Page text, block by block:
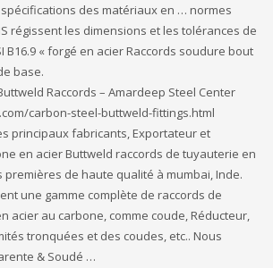
spécifications des matériaux en … normes
régissent les dimensions et les tolérances de
B16.9 « forgé en acier Raccords soudure bout
base.
Raccords – Amardeep Steel Center
carbon-steel-buttweld-fittings.html
principaux fabricants, Exportateur et
en acier Buttweld raccords de tuyauterie en
de haute qualité à mumbai, Inde.
une gamme complète de raccords de
acier au carbone, comme coude, Réducteur,
tronquées et des coudes, etc.. Nous
& Soudé …